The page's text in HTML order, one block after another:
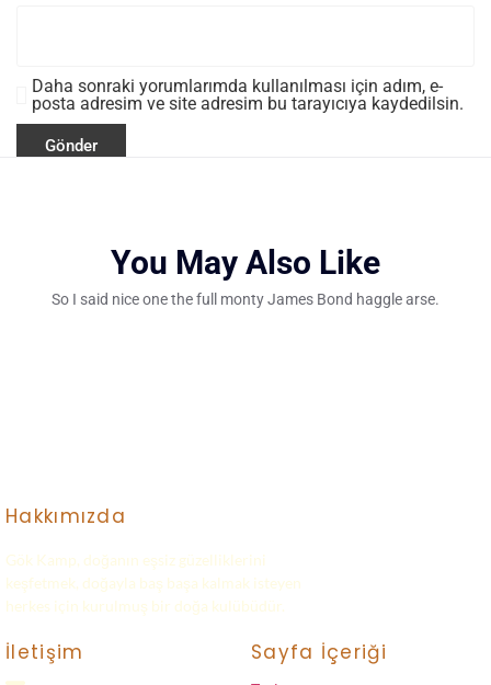
Daha sonraki yorumlarımda kullanılması için adım, e-
posta adresim ve site adresim bu tarayıcıya kaydedilsin.
You May Also Like
So I said nice one the full monty James Bond haggle arse.
Hakkımızda
Gök Kamp, doğanın eşsiz güzelliklerini
keşfetmek, doğayla baş başa kalmak isteyen
herkes için kurulmuş bir doğa kulübüdür.
İletişim Sayfa İçeriği